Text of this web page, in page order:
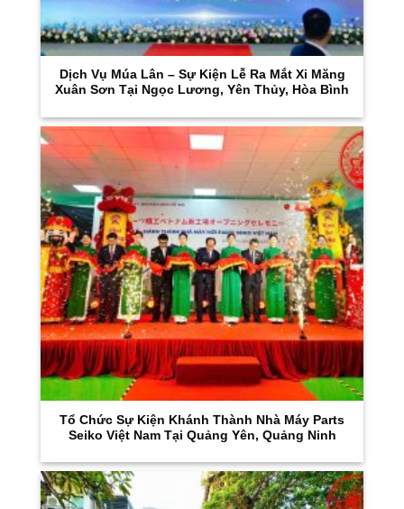
Dịch Vụ Múa Lân – Sự Kiện Lễ Ra Mắt Xi Măng
Xuân Sơn Tại Ngọc Lương, Yên Thủy, Hòa Bình
Tổ Chức Sự Kiện Khánh Thành Nhà Máy Parts
Seiko Việt Nam Tại Quảng Yên, Quảng Ninh